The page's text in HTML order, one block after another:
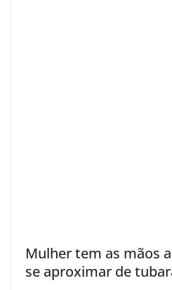
Mulher tem as mãos
se aproximar de